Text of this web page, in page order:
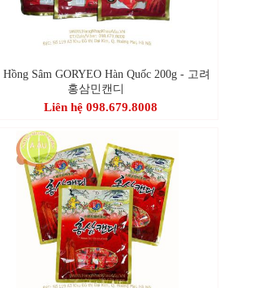
Hồng Sâm GORYEO Hàn Quốc 200g - 고려
홍삼민캔디
Liên hệ 098.679.8008